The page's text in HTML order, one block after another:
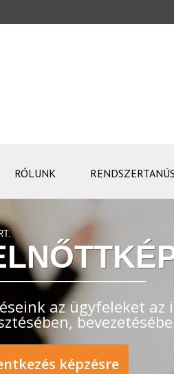
RÓLUNK
az ügyfeleket
képzésre